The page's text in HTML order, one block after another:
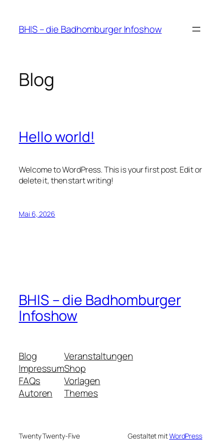
springen
BHIS – die Badhomburger Infoshow
Blog
Hello world!
Welcome to WordPress. This is your first post. Edit or
delete it, then start writing!
Mai 6, 2026
BHIS – die Badhomburger
Infoshow
Blog
Impressum
FAQs
Autoren
Veranstaltungen
Shop
Vorlagen
Themes
Twenty Twenty-Five Gestaltet mitWordPress